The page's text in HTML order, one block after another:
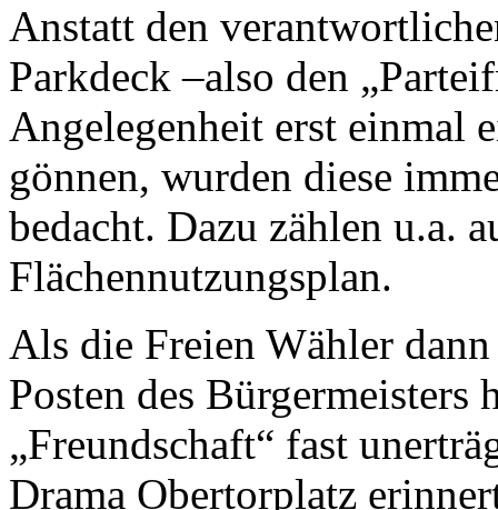
Anstatt den
Parkdeck –also den
Angelegenheit erst einmal
gönnen, wurden diese
bedacht. Dazu zählen u.a.
Flächennutzungsplan.
Als die Freien Wähler
Posten des
„Freundschaft“ fast
Drama Obertorplatz